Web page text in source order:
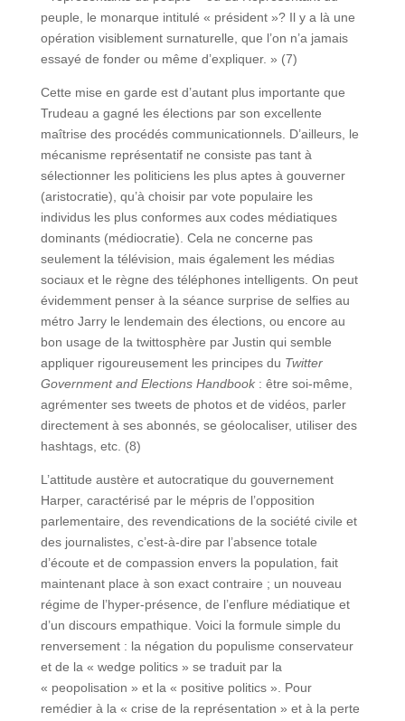
peuple, le monarque intitulé « président »? Il y a là une
opération visiblement surnaturelle, que l’on n’a jamais
essayé de fonder ou même d’expliquer. » (7)
Cette mise en garde est d’autant plus importante que
Trudeau a gagné les élections par son excellente
maîtrise des procédés communicationnels. D’ailleurs, le
mécanisme représentatif ne consiste pas tant à
sélectionner les politiciens les plus aptes à gouverner
(aristocratie), qu’à choisir par vote populaire les
individus les plus conformes aux codes médiatiques
dominants (médiocratie). Cela ne concerne pas
seulement la télévision, mais également les médias
sociaux et le règne des téléphones intelligents. On peut
évidemment penser à la séance surprise de selfies au
métro Jarry le lendemain des élections, ou encore au
bon usage de la twittosphère par Justin qui semble
appliquer rigoureusement les principes du Twitter
Government and Elections Handbook: être soi-même,
agrémenter ses tweets de photos et de vidéos, parler
directement à ses abonnés, se géolocaliser, utiliser des
hashtags, etc. (8)
L’attitude austère et autocratique du gouvernement
Harper, caractérisé par le mépris de l’opposition
parlementaire, des revendications de la société civile et
des journalistes, c’est-à-dire par l’absence totale
d’écoute et de compassion envers la population, fait
maintenant place à son exact contraire ; un nouveau
régime de l’hyper-présence, de l’enflure médiatique et
d’un discours empathique. Voici la formule simple du
renversement : la négation du populisme conservateur
et de la « wedge politics » se traduit par la
« peopolisation » et la « positive politics ». Pour
remédier à la « crise de la représentation » et à la perte